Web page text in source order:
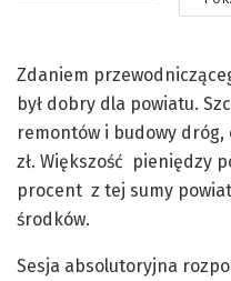
Zdaniem
był dobry dla powiatu.
remontów i budowy dróg,
zł. Większość pieniędzy
procent z tej sumy
środków.
Sesja absolutoryjna